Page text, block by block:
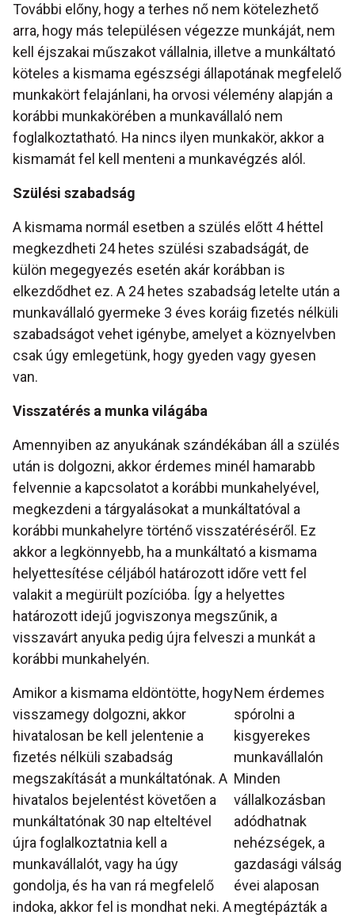
További előny, hogy a terhes nő nem kötelezhető
arra, hogy más településen végezze munkáját, nem
kell éjszakai műszakot vállalnia, illetve a munkáltató
köteles a kismama egészségi állapotának megfelelő
munkakört felajánlani, ha orvosi vélemény alapján a
korábbi munkakörében a munkavállaló nem
foglalkoztatható. Ha nincs ilyen munkakör, akkor a
kismamát fel kell menteni a munkavégzés alól.
Szülési szabadság
A kismama normál esetben a szülés előtt 4 héttel
megkezdheti 24 hetes szülési szabadságát, de
külön megegyezés esetén akár korábban is
elkezdődhet ez. A 24 hetes szabadság letelte után a
munkavállaló gyermeke 3 éves koráig fizetés nélküli
szabadságot vehet igénybe, amelyet a köznyelvben
csak úgy emlegetünk, hogy gyeden vagy gyesen
van.
Visszatérés a munka világába
Amennyiben az anyukának szándékában áll a szülés
után is dolgozni, akkor érdemes minél hamarabb
felvennie a kapcsolatot a korábbi munkahelyével,
megkezdeni a tárgyalásokat a munkáltatóval a
korábbi munkahelyre történő visszatéréséről. Ez
akkor a legkönnyebb, ha a munkáltató a kismama
helyettesítése céljából határozott időre vett fel
valakit a megürült pozícióba. Így a helyettes
határozott idejű jogviszonya megszűnik, a
visszavárt anyuka pedig újra felveszi a munkát a
korábbi munkahelyén.
Nem érdemes
spórolni a
kisgyerekes
munkavállalón
Minden
vállalkozásban
adódhatnak
nehézségek, a
gazdasági válság
évei alaposan
megtépázták a
Amikor a kismama eldöntötte, hogy
visszamegy dolgozni, akkor
hivatalosan be kell jelentenie a
fizetés nélküli szabadság
megszakítását a munkáltatónak. A
hivatalos bejelentést követően a
munkáltatónak 30 nap elteltével
újra foglalkoztatnia kell a
munkavállalót, vagy ha úgy
gondolja, és ha van rá megfelelő
indoka, akkor fel is mondhat neki. A